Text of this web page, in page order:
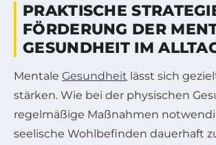
PRAKTISCHE
FÖRDERUNG DER
GESUNDHEIT IM
Mentale Gesundheit lässt sich
stärken. Wie bei der physischen
regelmäßige Maßnahmen
seelische Wohlbefinden dauerhaft